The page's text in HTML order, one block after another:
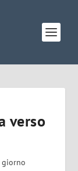
verso